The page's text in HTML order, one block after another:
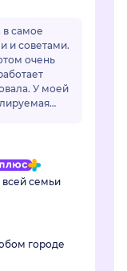
самое
и советами.
очень
моей
всей семьи
городе